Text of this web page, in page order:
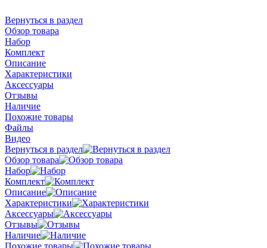
Вернуться в раздел
Обзор товара
Набор
Комплект
Описание
Характеристики
Аксессуары
Отзывы
Наличие
Похожие товары
Файлы
Видео
Вернуться в раздел
Обзор товара
Набор
Комплект
Описание
Характеристики
Аксессуары
Отзывы
Наличие
Похожие товары